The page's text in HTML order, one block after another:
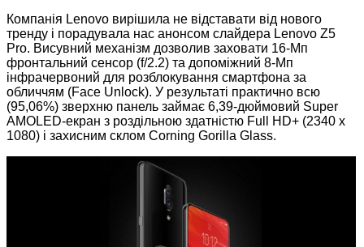
Компанія Lenovo вирішила не відставати від нового
тренду і порадувала нас анонсом слайдера Lenovo Z5
Pro. Висувний механізм дозволив заховати 16-Мп
фронтальний сенсор (f/2.2) та допоміжний 8-Мп
інфрачервоний для розблокування смартфона за
обличчям (Face Unlock). У результаті практично всю
(95,06%) зверхню панель займає 6,39-дюймовий Super
AMOLED-екран з роздільною здатністю Full HD+ (2340 x
1080) і захисним склом Corning Gorilla Glass.